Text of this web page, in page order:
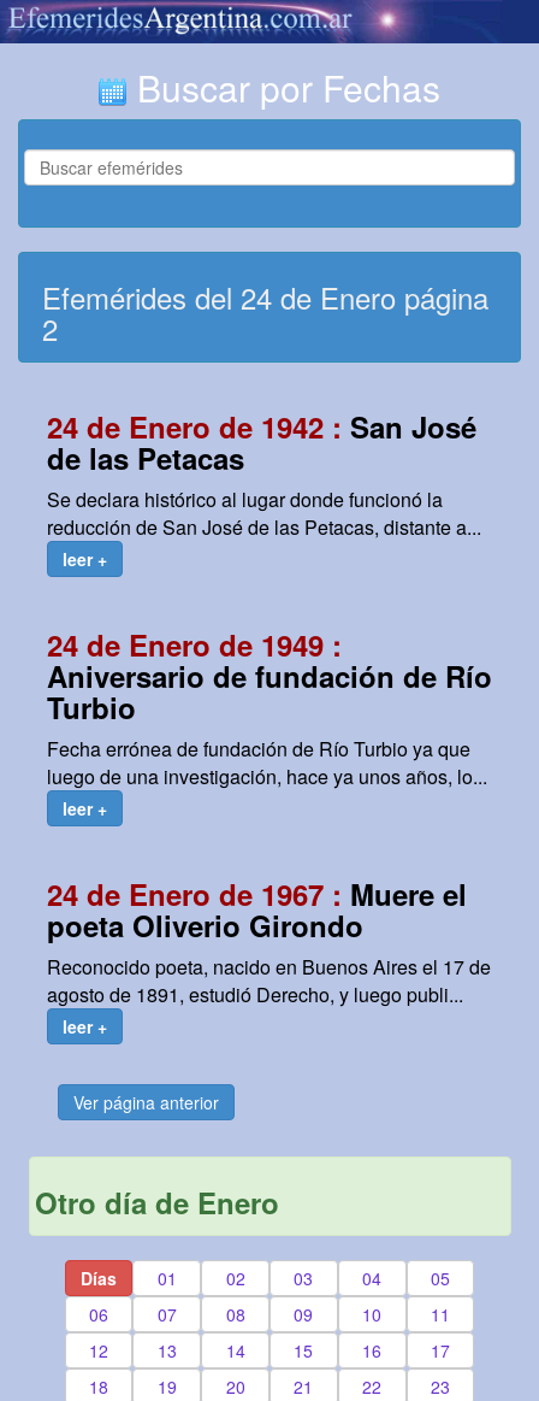
Buscar por Fechas
Efemérides del 24 de Enero página
2
24 de Enero de 1942 : San José
de las Petacas
Se declara histórico al lugar donde funcionó la
reducción de San José de las Petacas, distante a...
leer +
24 de Enero de 1949 :
Aniversario de fundación de Río
Turbio
Fecha errónea de fundación de Río Turbio ya que
luego de una investigación, hace ya unos años, lo...
leer +
24 de Enero de 1967 : Muere el
poeta Oliverio Girondo
Reconocido poeta, nacido en Buenos Aires el 17 de
agosto de 1891, estudió Derecho, y luego publi...
leer +
Ver página anterior
Otro día de Enero
Días 01 02 03 04
05
06
07 08 09 10
11
12
13 14 15 16
17
18
19 20 21 22
23